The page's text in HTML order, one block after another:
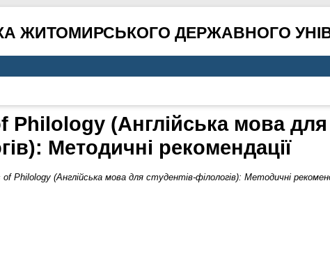
ЖИТОМИРСЬКОГО ДЕРЖАВНОГО
(Англійська мова для
Методичні рекомендації
Philology (Англійська мова для студентів-філологів): Методичні